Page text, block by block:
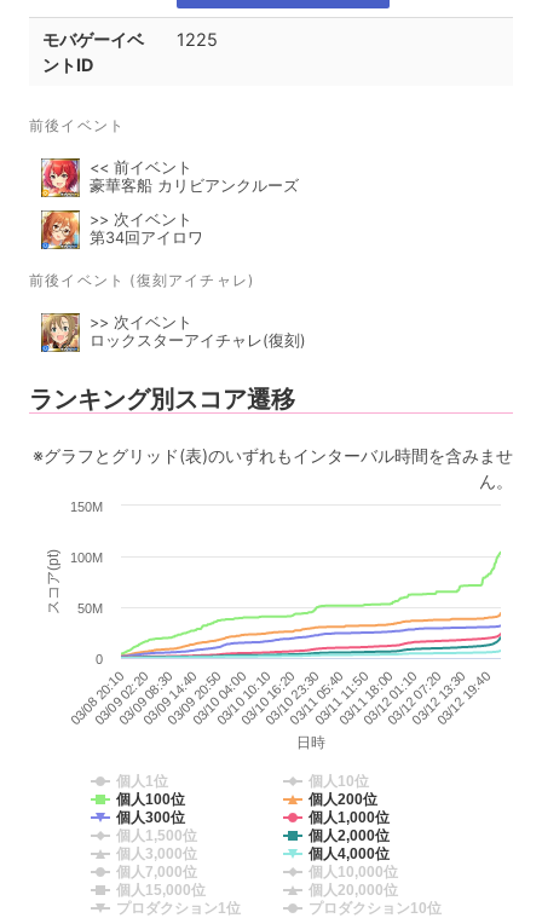
モバゲーイベ
ントID
1225
前後イベント
<< 前イベント
豪華客船 カリビアンクルーズ
>> 次イベント
第34回アイロワ
前後イベント (復刻アイチャレ)
>> 次イベント
ロックスターアイチャレ(復刻)
ランキング別スコア遷移
※グラフとグリッド(表)のいずれもインターバル時間を含みませ
ん。
日時
スコア(pt)
03/08 20:10
03/09 02:20
03/09 08:30
03/09 14:40
03/09 20:50
03/10 04:00
03/10 10:10
03/10 16:20
03/10 23:30
03/11 05:40
03/11 11:50
03/11 18:00
03/12 01:10
03/12 07:20
03/12 13:30
03/12 19:40
0
100M
50M
150M
個人1位
個人10位
個人100位
個人200位
個人300位
個人1,000位
個人1,500位
個人2,000位
個人3,000位
個人4,000位
個人7,000位
個人10,000位
個人15,000位
個人20,000位
プロダクション1位
プロダクション10位